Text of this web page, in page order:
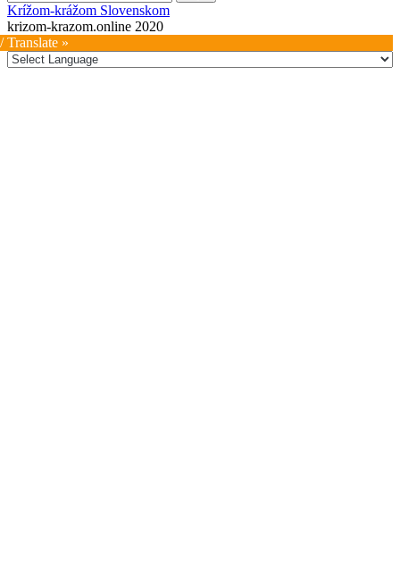
Krížom-krážom Slovenskom
krizom-krazom.online 2020
Translate »